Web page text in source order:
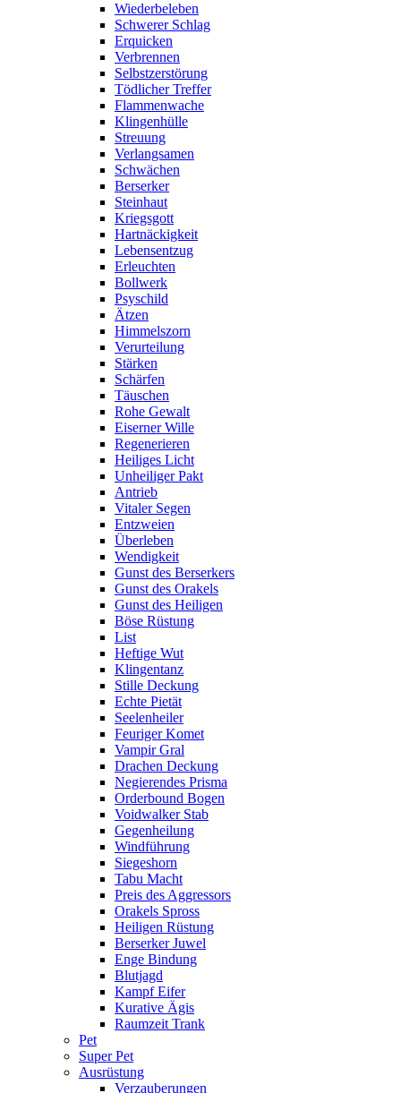
Wiederbeleben
Schwerer Schlag
Erquicken
Verbrennen
Selbstzerstörung
Tödlicher Treffer
Flammenwache
Klingenhülle
Streuung
Verlangsamen
Schwächen
Berserker
Steinhaut
Kriegsgott
Hartnäckigkeit
Lebensentzug
Erleuchten
Bollwerk
Psyschild
Ätzen
Himmelszorn
Verurteilung
Stärken
Schärfen
Täuschen
Rohe Gewalt
Eiserner Wille
Regenerieren
Heiliges Licht
Unheiliger Pakt
Antrieb
Vitaler Segen
Entzweien
Überleben
Wendigkeit
Gunst des Berserkers
Gunst des Orakels
Gunst des Heiligen
Böse Rüstung
List
Heftige Wut
Klingentanz
Stille Deckung
Echte Pietät
Seelenheiler
Feuriger Komet
Vampir Gral
Drachen Deckung
Negierendes Prisma
Orderbound Bogen
Voidwalker Stab
Gegenheilung
Windführung
Siegeshorn
Tabu Macht
Preis des Aggressors
Orakels Spross
Heiligen Rüstung
Berserker Juwel
Enge Bindung
Blutjagd
Kampf Eifer
Kurative Ägis
Raumzeit Trank
Pet
Super Pet
Ausrüstung
Verzauberungen